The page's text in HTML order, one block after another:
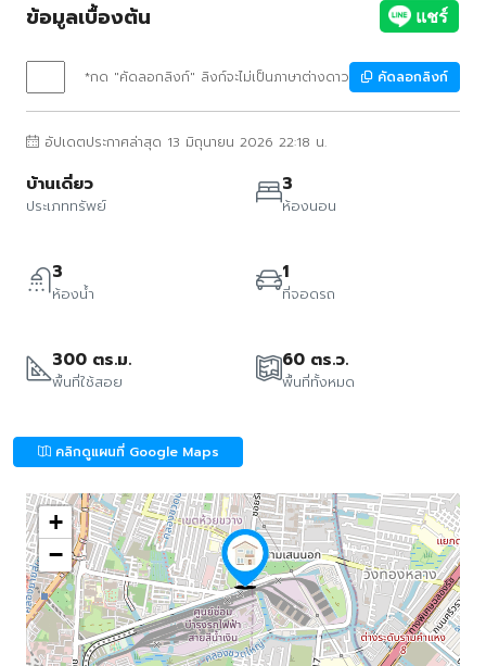
ข้อมูลเบื้องต้น
*กด "คัดลอกลิงก์" ลิงก์จะไม่เป็นภาษาต่างดาว คัดลอกลิงก์
อัปเดตประกาศล่าสุด 13 มิถุนายน 2026 22:18 น.
บ้านเดี่ยว
ประเภททรัพย์
3
ห้องนอน
3
ห้องน้ำ
1
ที่จอดรถ
300 ตร.ม.
พื้นที่ใช้สอย
60 ตร.ว.
พื้นที่ทั้งหมด
คลิกดูแผนที่ Google Maps
+
−